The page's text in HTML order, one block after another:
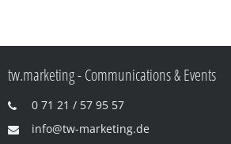
tw.marketing - Communications & Events
0 71 21 / 57 95 57
info@tw-marketing.de